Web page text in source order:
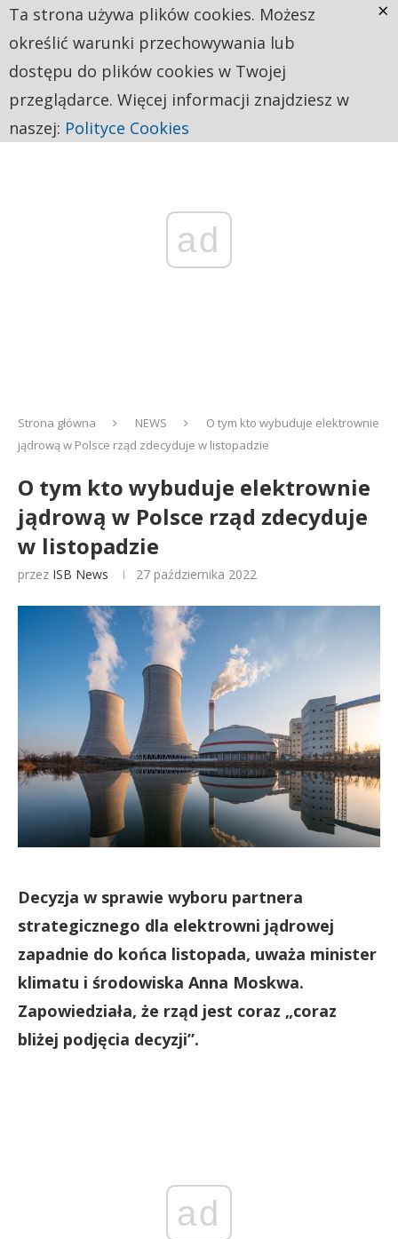
ad
Strona główna NEWS
O tym kto wybuduje elektrownie
jądrową w Polsce rząd zdecyduje w listopadzie
O tym kto wybuduje elektrownie
jądrową w Polsce rząd zdecyduje
w listopadzie
przez ISB News 27 października 2022
Decyzja w sprawie wyboru partnera
strategicznego dla elektrowni jądrowej
zapadnie do końca listopada, uważa minister
klimatu i środowiska Anna Moskwa.
Zapowiedziała, że rząd jest coraz „coraz
bliżej podjęcia decyzji”.
ad
Ta strona używa plików cookies. Możesz
określić warunki przechowywania lub
dostępu do plików cookies w Twojej
przeglądarce. Więcej informacji znajdziesz w
naszej: Polityce Cookies
×